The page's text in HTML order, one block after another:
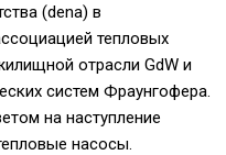
(dena) в
тепловых
отрасли GdW и
систем Фраунгофера.
на наступление
насосы.